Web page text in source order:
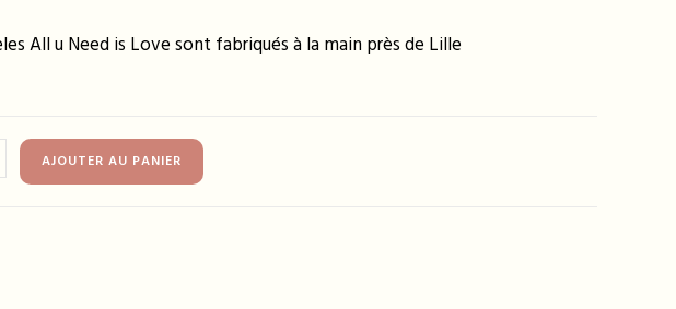
All u Need is Love sont fabriqués à la main près de Lille
AJOUTER AU PANIER